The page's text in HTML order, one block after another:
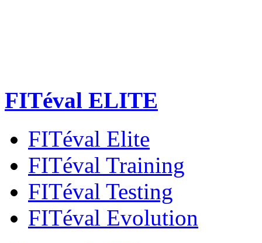
FITéval ELITE
FITéval Elite
FITéval Training
FITéval Testing
FITéval Evolution